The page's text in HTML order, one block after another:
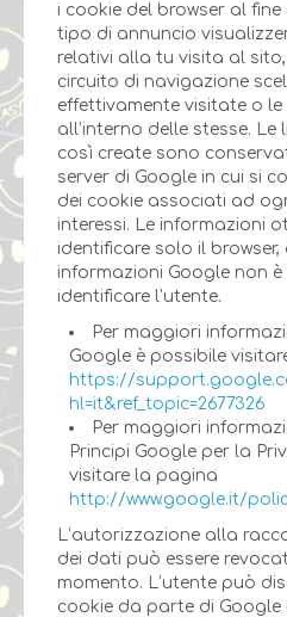
i cookie del browser al
tipo di annuncio
relativi alla tu visita al
circuito di navigazione
effettivamente visitate o
all’interno delle stesse. Le
così create sono
server di Google in cui si
dei cookie associati ad
interessi. Le informazioni
identificare solo il
informazioni Google non
identificare l’utente.
Per maggiori
Google è possibile
https://
hl=it&ref_topic=2677326
Per maggiori
Principi Google per la
visitare la pagina
http://www.google.it/
L’autorizzazione alla
dei dati può essere
momento. L’utente può
cookie da parte di